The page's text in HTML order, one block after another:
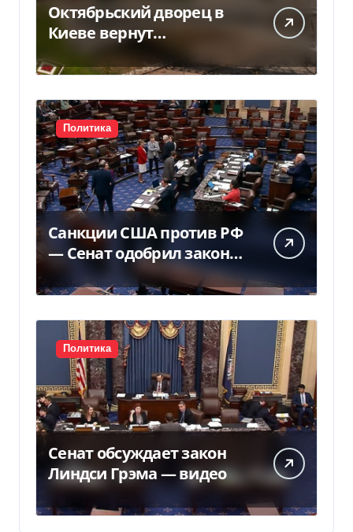
Октябрьский дворец в
Киеве вернут
государству — решение
суда — Delo.ua
Политика
Санкции США против РФ
— Сенат одобрил закон
Грема — Фокус
Политика
Сенат обсуждает закон
Линдси Грэма — видео